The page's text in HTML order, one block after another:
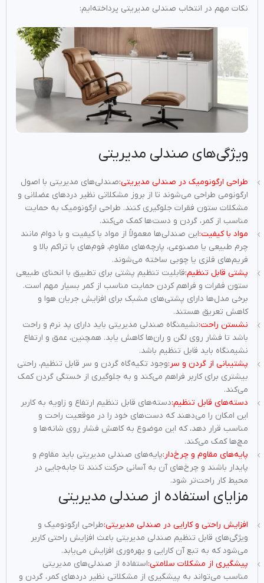
نکات مهم در انتخاب صندلی مدیریتی پرداخته‌ایم:
ویژگی‌های صندلی مدیریتی
طراحی ارگونومیک در صندلی مدیریتی:صندلی‌های مدیریتی با اصول
ارگونومی طراحی می‌شوند تا از بروز مشکلاتی نظیر دردهای عضلانی و
مشکلات ستون فقرات جلوگیری کنند. طراحی ارگونومیک به حمایت
مناسب از کمر، گردن و دست‌ها کمک می‌کند.
مواد با کیفیت:این صندلی‌ها معمولاً از مواد با کیفیت و با دوام مانند
چرم طبیعی یا مصنوعی، پارچه‌های مقاوم، فوم‌های با تراکم بالا و
فریم‌های فلزی یا چوبی ساخته می‌شوند.
پشتی قابل تنظیم:قابلیت تنظیم پشتی برای تطبیق با انحنای طبیعی
ستون فقرات و فراهم کردن حمایت مناسب از کمر بسیار مهم است.
برخی مدل‌ها دارای پشتی‌های مشبک برای افزایش جریان هوا و
کاهش تعریق هستند.
نشستن راحت:نشیمنگاه صندلی مدیریتی باید دارای پد نرم و راحت
باشد تا فشار روی لگن و ران‌ها کاهش یابد. همچنین، عمق و ارتفاع
نشیمنگاه باید قابل تنظیم باشد.
پشتیبانی از گردن و سر:وجود تکیه‌گاه گردن و سر قابل تنظیم، راحتی
بیشتری برای کاربر فراهم می‌کند و به جلوگیری از خستگی گردن کمک
می‌کند.
دسته‌های قابل تنظیم:دسته‌های قابل تنظیم ارتفاع و زاویه به کاربر
این امکان را می‌دهند که دست‌های خود را در موقعیت راحت و
مناسب قرار دهد، که این موضوع به کاهش فشار روی شانه‌ها و
مچ‌ها کمک می‌کند.
پایه‌های مقاوم و چرخ‌دار:پایه‌های صندلی مدیریتی باید مقاوم و
پایدار باشند و چرخ‌های آن به آسانی حرکت کنند تا جابه‌جایی در
محیط کار راحت‌تر شود.
مزایای استفاده از صندلی مدیریتی
افزایش راحتی و کارایی در صندلی مدیریتی:طراحی ارگونومیک و
ویژگی‌های قابل تنظیم صندلی مدیریتی باعث افزایش راحتی کاربر
می‌شود که به تبع آن کارایی و بهره‌وری افزایش می‌یابد.
پیشگیری از مشکلات سلامتی:استفاده از صندلی‌های مدیریتی
مناسب می‌تواند به پیشگیری از مشکلاتی نظیر دردهای کمر، گردن و